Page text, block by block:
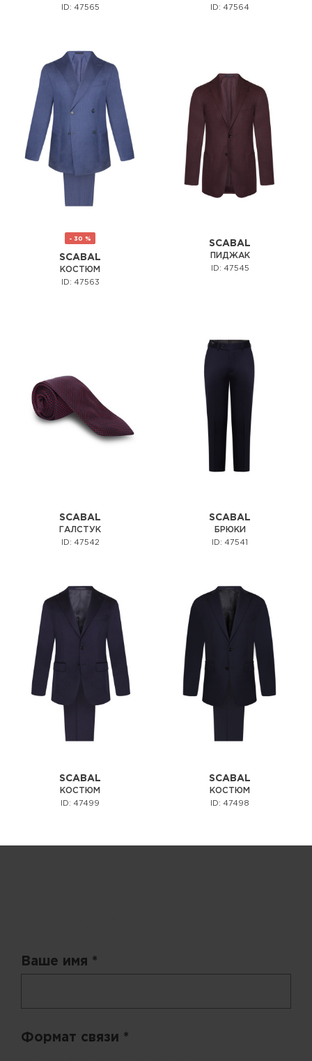
ID: 47565 ID: 47564
- 30 %
SCABAL
КОСТЮМ
ID: 47563
SCABAL
ПИДЖАК
ID: 47545
SCABAL
ГАЛСТУК
ID: 47542
SCABAL
БРЮКИ
ID: 47541
SCABAL
КОСТЮМ
ID: 47499
SCABAL
КОСТЮМ
ID: 47498
Ваше имя *
Формат связи *